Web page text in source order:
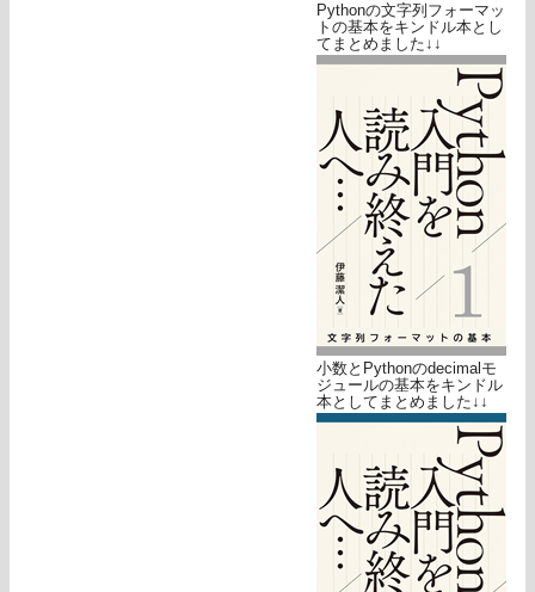
Pythonの文字列フォーマッ
トの基本をキンドル本とし
てまとめました↓↓
小数とPythonのdecimalモ
ジュールの基本をキンドル
本としてまとめました↓↓